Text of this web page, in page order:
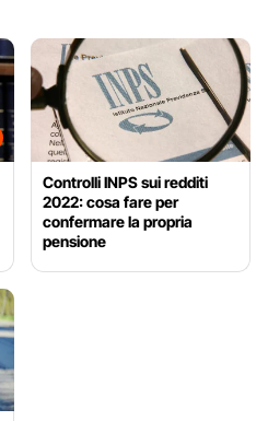
Controlli INPS sui redditi
2022: cosa fare per
confermare la propria
pensione